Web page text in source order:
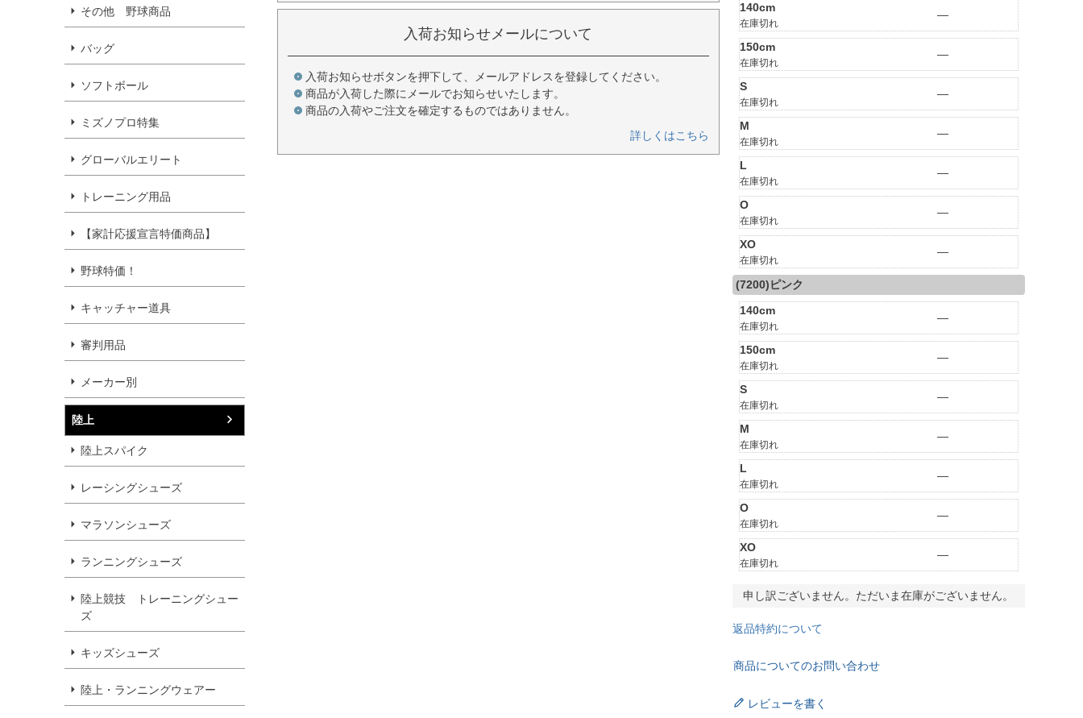
その他 野球商品
バッグ
ソフトボール
ミズノプロ特集
グローバルエリート
トレーニング用品
【家計応援宣言特価商品】
野球特価！
キャッチャー道具
審判用品
メーカー別
陸上
陸上スパイク
レーシングシューズ
マラソンシューズ
ランニングシューズ
陸上競技 トレーニングシュー
ズ
キッズシューズ
陸上・ランニングウェアー
入荷お知らせメールについて
入荷お知らせボタンを押下して、メールアドレスを登録してください。
商品が入荷した際にメールでお知らせいたします。
商品の入荷やご注文を確定するものではありません。
詳しくはこちら
140cm
在庫切れ
—
150cm
在庫切れ
—
S
在庫切れ
—
M
在庫切れ
—
L
在庫切れ
—
O
在庫切れ
—
XO
在庫切れ
—
(7200)ピンク
140cm
在庫切れ
—
150cm
在庫切れ
—
S
在庫切れ
—
M
在庫切れ
—
L
在庫切れ
—
O
在庫切れ
—
XO
在庫切れ
—
申し訳ございません。ただいま在庫がございません。
返品特約について
商品についてのお問い合わせ
レビューを書く